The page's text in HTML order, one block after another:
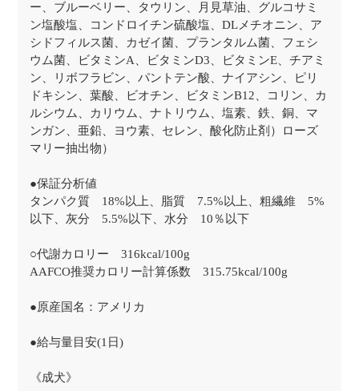
ー、ブルーベリー、タウリン、月見草油、グルコサミ
ン塩酸塩、コンドロイチン硫酸塩、DLメチオニン、ア
シドフィルス菌、カゼイ菌、プランタルム菌、フェシ
ウム菌、ビタミンA、ビタミンD3、ビタミンE、チアミ
ン、リボフラビン、パントテン酸、ナイアシン、ピリ
ドキシン、葉酸、ビオチン、ビタミンB12、コリン、カ
ルシウム、カリウム、ナトリウム、塩素、鉄、銅、マ
ンガン、亜鉛、ヨウ素、セレン、酸化防止剤）ローズ
マリー抽出物）
●保証分析値
タンパク質 18%以上、脂質 7.5%以上、粗繊維 5%
以下、灰分 5.5%以下、水分 10％以下
○代謝カロリー 316kcal/100g
AAFCO推奨カロリー計算係数 315.75kcal/100g
●原産国名：アメリカ
●給与量目安(1日)
《成犬》